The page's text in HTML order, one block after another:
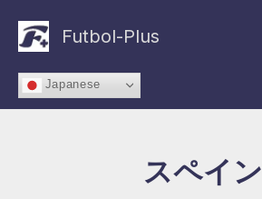
ッ
Futbol-Plus
Japanese
スペイン